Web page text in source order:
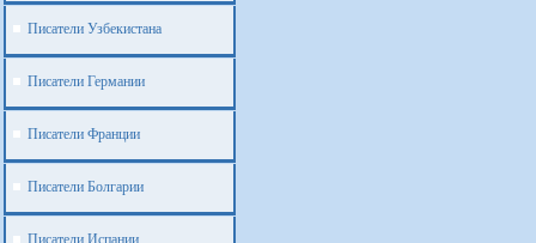
Писатели Узбекистана
Писатели Германии
Писатели Франции
Писатели Болгарии
Писатели Испании